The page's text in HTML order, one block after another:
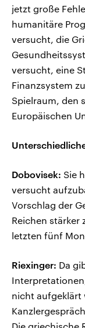
jetzt große
humanitäre
versucht, die
versucht, eine
Finanzsystem
Spielraum, den
Europäischen
Dobovisek: Sie
versucht
Vorschlag der
Reichen stärker
letzten fünf
Riexinger: Da
nicht aufgeklärt